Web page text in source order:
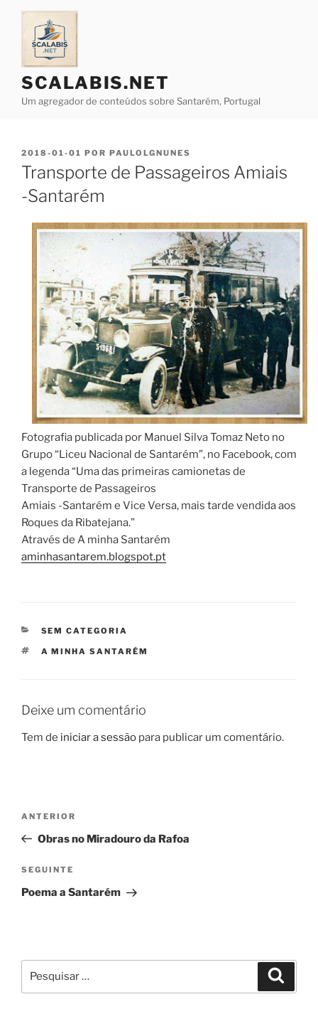
Saltar
conteúdo
SCALABIS.NET
Um agregador de conteúdos sobre Santarém, Portugal
PUBLICADO
EM
2018-01-01 POR PAULOLGNUNES
Transporte de Passageiros Amiais
-Santarém
Fotografia publicada por Manuel Silva Tomaz Neto no
Grupo “Liceu Nacional de Santarém”, no Facebook, com
a legenda “Uma das primeiras camionetas de
Transporte de Passageiros
Amiais -Santarém e Vice Versa, mais tarde vendida aos
Roques da Ribatejana.”
Através de A minha Santarém
aminhasantarem.blogspot.pt
CATEGORIAS
SEM CATEGORIA
ETIQUETAS
A MINHA SANTARÉM
Deixe um comentário
Tem de iniciar a sessão para publicar um comentário.
artigos
Conteúdo
anterior
ANTERIOR
Obras no Miradouro da Rafoa
Conteúdo
seguinte
SEGUINTE
Poema a Santarém
por: